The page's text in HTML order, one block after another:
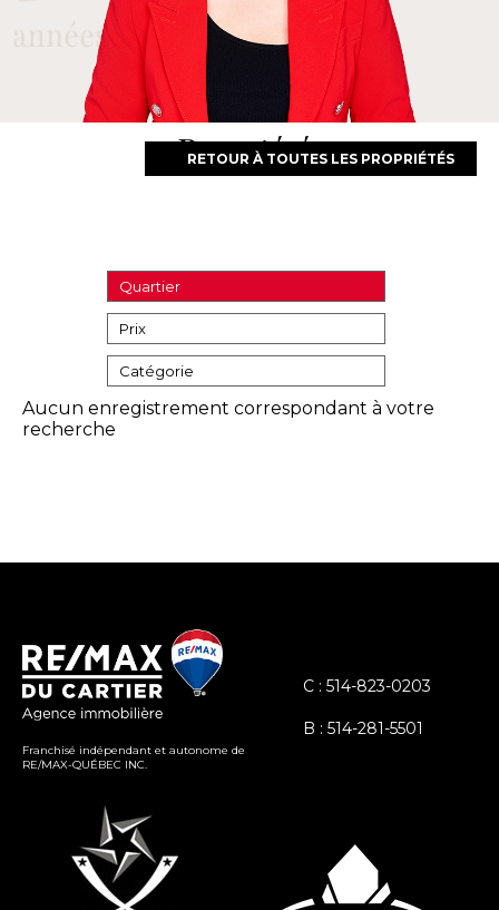
Propriétés
RETOUR À TOUTES LES PROPRIÉTÉS
Quartier
Prix
Catégorie
Aucun enregistrement correspondant à votre
recherche
Franchisé indépendant et autonome de
RE/MAX-QUÉBEC INC.
C : 514-823-0203
B : 514-281-5501